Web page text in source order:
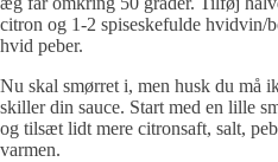
citron og 1-2 spiseskefulde hvidvin/
hvid peber.
Nu skal smørret i, men husk du må
skiller din sauce. Start med en lille
og tilsæt lidt mere citronsaft, salt,
varmen.